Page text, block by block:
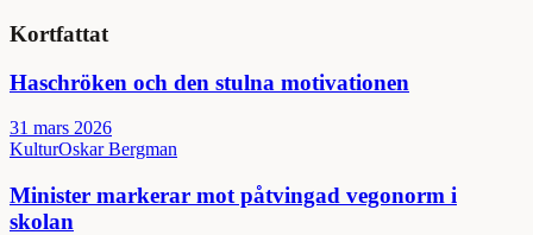
Kortfattat
Haschröken och den stulna motivationen
31 mars 2026
KulturOskar Bergman
Minister markerar mot påtvingad vegonorm i
skolan